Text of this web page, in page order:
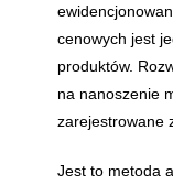
cenowych jest
produktów.
na nanoszenie
zarejestrowane
Jest to metoda